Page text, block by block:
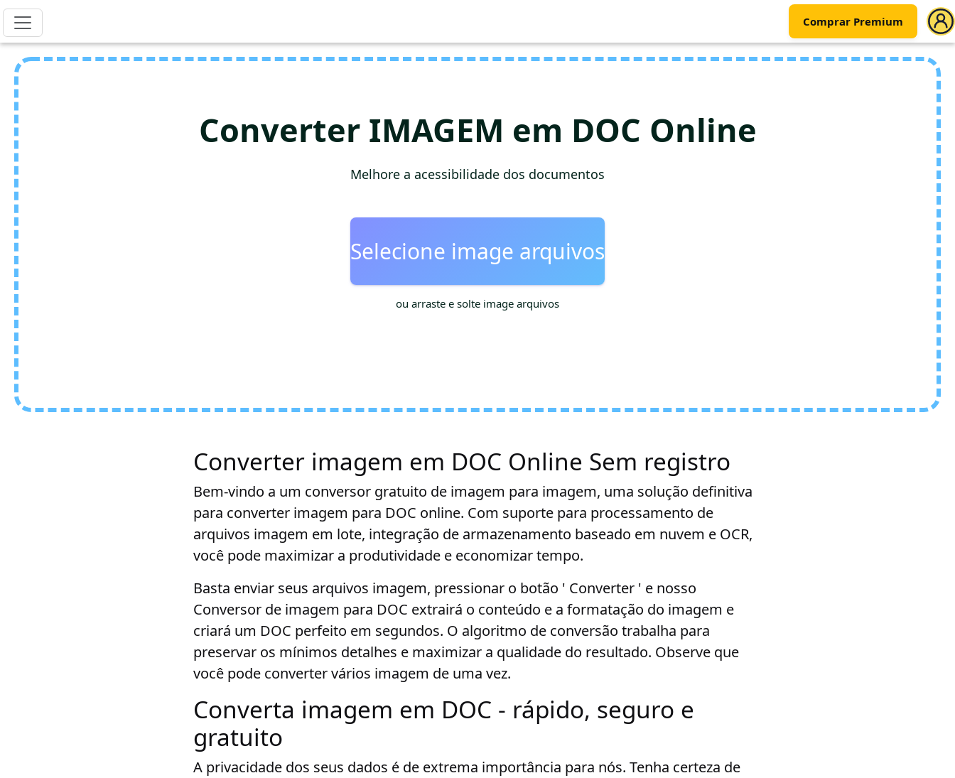
Comprar Premium
Converter IMAGEM em DOC Online
Melhore a acessibilidade dos documentos
Selecione image arquivos
ou arraste e solte image arquivos
Converter imagem em DOC Online Sem registro
Bem-vindo a um conversor gratuito de imagem para imagem, uma solução definitiva
para converter imagem para DOC online. Com suporte para processamento de
arquivos imagem em lote, integração de armazenamento baseado em nuvem e OCR,
você pode maximizar a produtividade e economizar tempo.
Basta enviar seus arquivos imagem, pressionar o botão ' Converter ' e nosso
Conversor de imagem para DOC extrairá o conteúdo e a formatação do imagem e
criará um DOC perfeito em segundos. O algoritmo de conversão trabalha para
preservar os mínimos detalhes e maximizar a qualidade do resultado. Observe que
você pode converter vários imagem de uma vez.
Converta imagem em DOC - rápido, seguro e
gratuito
A privacidade dos seus dados é de extrema importância para nós. Tenha certeza de